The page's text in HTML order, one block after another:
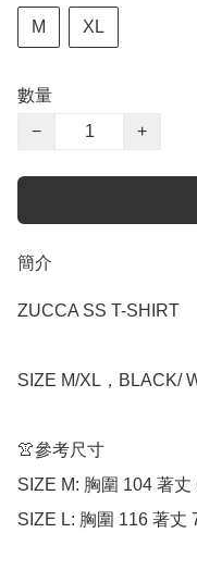
M XL
數量
−
+
簡介
ZUCCA SS T-SHIRT
SIZE M/XL，BLACK/
👚參考尺寸
SIZE M: 胸圍 104 著丈
SIZE L: 胸圍 116 著丈